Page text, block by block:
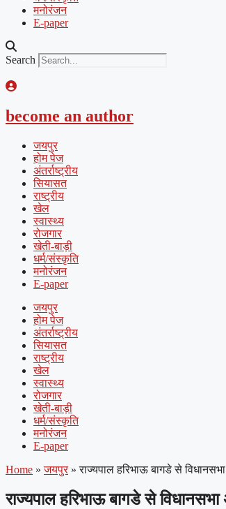
मनोरंजन
E-paper
Search
become an author
जयपुर
होम पेज
अंतर्राष्ट्रीय
सियासत
राष्ट्रीय
खेल
स्वास्थ्य
रोजगार
खेती-बाड़ी
धर्म/संस्कृति
मनोरंजन
E-paper
जयपुर
होम पेज
अंतर्राष्ट्रीय
सियासत
राष्ट्रीय
खेल
स्वास्थ्य
रोजगार
खेती-बाड़ी
धर्म/संस्कृति
मनोरंजन
E-paper
Home » जयपुर » राज्यपाल हरिभाऊ बागडे से
राज्यपाल हरिभाऊ बागडे से